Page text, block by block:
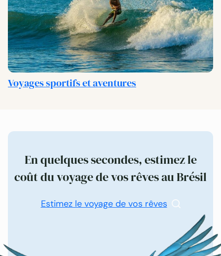
Voyages sportifs et aventures
En quelques secondes, estimez le
coût du voyage de vos rêves au Brésil
Estimez le voyage de vos rêves